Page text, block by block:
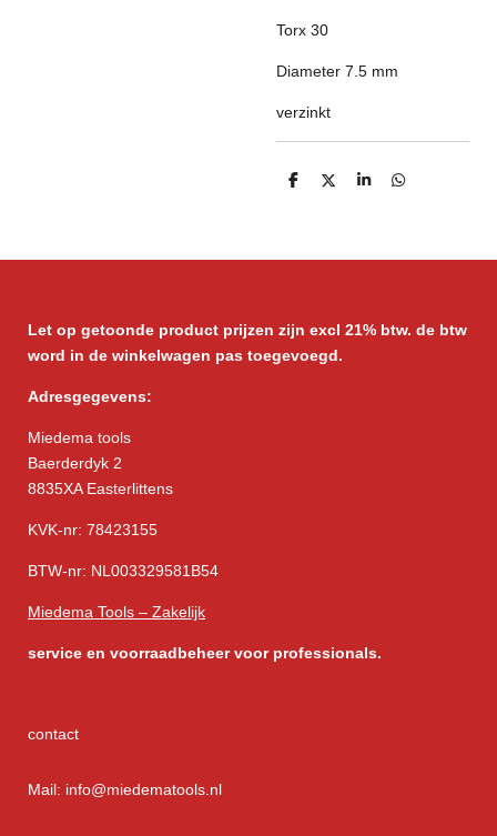
Torx 30
Diameter 7.5 mm
verzinkt
D
D
S
D
Let op getoonde product prijzen zijn excl 21% btw. de btw
word in de winkelwagen pas toegevoegd.
Adresgegevens:
Miedema tools
Baerderdyk 2
8835XA Easterlittens
KVK-nr: 78423155
BTW-nr: NL003329581B54
Miedema Tools – Zakelijk
service en voorraadbeheer voor professionals.
contact
Mail: info@miedematools.nl